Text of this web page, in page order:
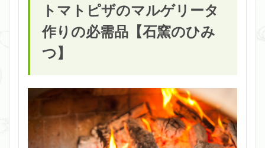
トマトピザのマルゲリータ
作りの必需品【石窯のひみ
つ】